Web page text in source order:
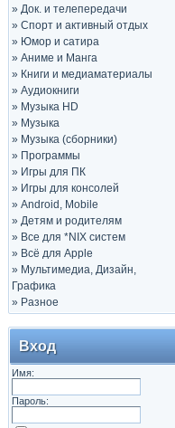
» Док. и телепередачи
» Спорт и активный отдых
» Юмор и сатира
» Аниме и Манга
» Книги и медиаматериалы
» Аудиокниги
» Музыка HD
» Музыка
» Музыка (сборники)
» Программы
» Игры для ПК
» Игры для консолей
» Android, Mobile
» Детям и родителям
» Все для *NIX систем
» Всё для Apple
» Мультимедиа, Дизайн,
Графика
» Разное
Вход
Имя:
Пароль: